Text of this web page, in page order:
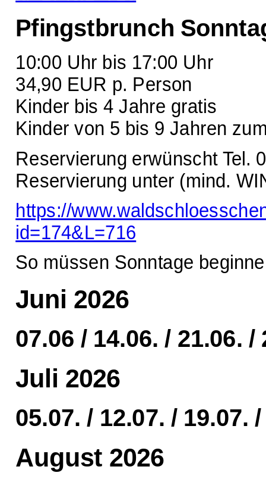
Pfingstbrunch
10:00 Uhr bis 17:00 Uhr
34,90 EUR p. Person
Kinder bis 4 Jahre gratis
Kinder von 5 bis 9 Jahren
Reservierung erwünscht Tel.
Reservierung unter (mind.
https://
id=174&L=716
So müssen Sonntage
Juni 2026
07.06 / 14.06. / 21.06. /
Juli 2026
05.07. / 12.07. / 19.07.
August 2026